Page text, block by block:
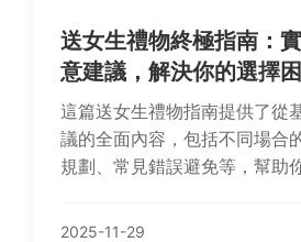
送女生禮物終極指南：
意建議，解決你的選擇
這篇送女生禮物指南提供了從
議的全面內容，包括不同場合
規劃、常見錯誤避免等，幫助
送禮疑問。
2025-11-29